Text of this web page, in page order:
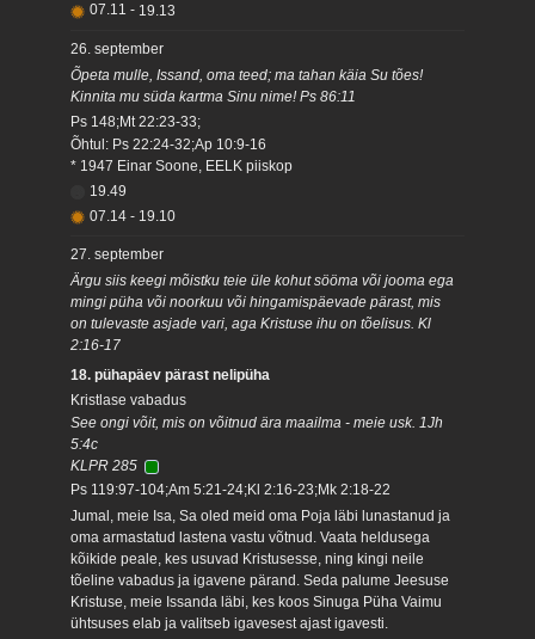
07.11 - 19.13
26. september
Õpeta mulle, Issand, oma teed; ma tahan käia Su tões!
Kinnita mu süda kartma Sinu nime! Ps 86:11
Ps 148;Mt 22:23-33;
Õhtul: Ps 22:24-32;Ap 10:9-16
* 1947 Einar Soone, EELK piiskop
19.49
07.14 - 19.10
27. september
Ärgu siis keegi mõistku teie üle kohut sööma või jooma ega
mingi püha või noorkuu või hingamispäevade pärast, mis
on tulevaste asjade vari, aga Kristuse ihu on tõelisus. Kl
2:16-17
18. pühapäev pärast nelipüha
Kristlase vabadus
See ongi võit, mis on võitnud ära maailma - meie usk. 1Jh
5:4c
KLPR 285
Ps 119:97-104;Am 5:21-24;Kl 2:16-23;Mk 2:18-22
Jumal, meie Isa, Sa oled meid oma Poja läbi lunastanud ja
oma armastatud lastena vastu võtnud. Vaata heldusega
kõikide peale, kes usuvad Kristusesse, ning kingi neile
tõeline vabadus ja igavene pärand. Seda palume Jeesuse
Kristuse, meie Issanda läbi, kes koos Sinuga Püha Vaimu
ühtsuses elab ja valitseb igavesest ajast igavesti.